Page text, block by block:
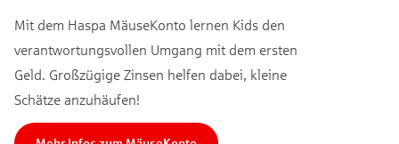
Mit dem Haspa MäuseKonto lernen Kids den
verantwortungsvollen Umgang mit dem ersten
Geld. Großzügige Zinsen helfen dabei, kleine
Schätze anzuhäufen!